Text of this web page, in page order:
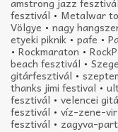
fesztivál•Metalwar
Völgye • nagy
etyeki piknik• pafe•
• Rockmaraton •
beach fesztivál •
gitárfesztivál •
thanks jimi festival •
fesztivál • velencei
fesztivál • víz-zene-
fesztivál • zagyva-